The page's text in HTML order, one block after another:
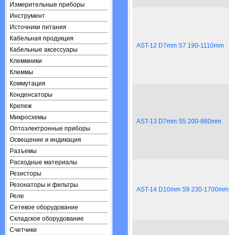
Измерительные приборы
Инструмент
Источники питания
Кабельная продукция
Кабельные аксессуары
Клеммники
Клеммы
Коммутация
Конденсаторы
Крепеж
Микросхемы
Оптоэлектронные приборы
Освещение и индикация
Разъемы
Расходные материалы
Резисторы
Резонаторы и фильтры
Реле
Сетевое оборудование
Складское оборудование
Счетчики
AST-12 D7mm S7 190-1110mm
AST-13 D7mm S5 200-860mm
AST-14 D10mm S9 230-1700mm